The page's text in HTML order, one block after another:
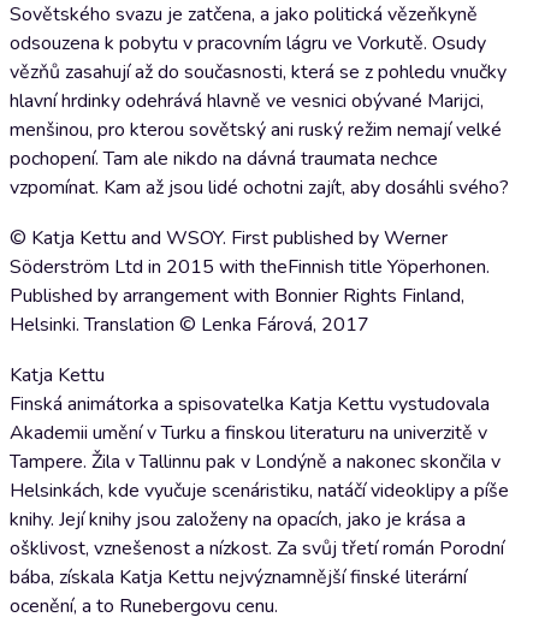
Sovětského svazu je zatčena, a jako politická vězeňkyně
odsouzena k pobytu v pracovním lágru ve Vorkutě. Osudy
vězňů zasahují až do současnosti, která se z pohledu vnučky
hlavní hrdinky odehrává hlavně ve vesnici obývané Marijci,
menšinou, pro kterou sovětský ani ruský režim nemají velké
pochopení. Tam ale nikdo na dávná traumata nechce
vzpomínat. Kam až jsou lidé ochotni zajít, aby dosáhli svého?
© Katja Kettu and WSOY. First published by Werner
Söderström Ltd in 2015 with theFinnish title Yöperhonen.
Published by arrangement with Bonnier Rights Finland,
Helsinki. Translation © Lenka Fárová, 2017
Katja Kettu
Finská animátorka a spisovatelka Katja Kettu vystudovala
Akademii umění v Turku a finskou literaturu na univerzitě v
Tampere. Žila v Tallinnu pak v Londýně a nakonec skončila v
Helsinkách, kde vyučuje scenáristiku, natáčí videoklipy a píše
knihy. Její knihy jsou založeny na opacích, jako je krása a
ošklivost, vznešenost a nízkost. Za svůj třetí román Porodní
bába, získala Katja Kettu nejvýznamnější finské literární
ocenění, a to Runebergovu cenu.